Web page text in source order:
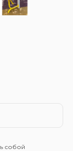
собой